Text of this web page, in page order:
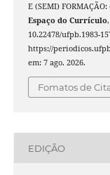
E (SEMI)
Espaço do Currículo,
10.22478/ufpb.1983-
https://
em: 7 ago. 2026.
Fomatos de
EDIÇÃO